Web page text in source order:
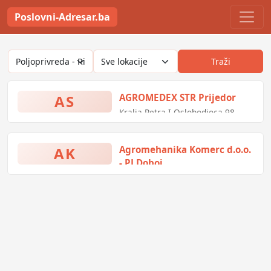
Poslovni-Adresar.ba
Traži
AS AGROMEDEX STR Prijedor
Kralja Petra I Oslobodioca 98,
AK
Agromehanika Komerc d.o.o.
- PJ Doboj